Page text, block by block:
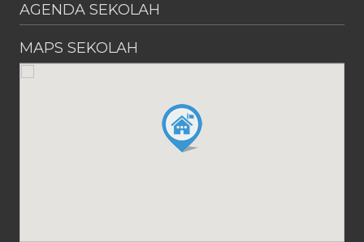
AGENDA SEKOLAH
MAPS SEKOLAH